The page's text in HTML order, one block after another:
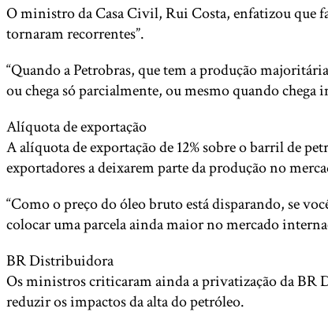
O ministro da Casa Civil, Rui Costa, enfatizou que
tornaram recorrentes”.
“Quando a Petrobras, que tem a produção
ou chega só parcialmente, ou mesmo quando
Alíquota de exportação
A alíquota de exportação de 12% sobre o barril de
exportadores a deixarem parte da produção no
“Como o preço do óleo bruto está disparando, se
colocar uma parcela ainda maior no mercado
BR Distribuidora
Os ministros criticaram ainda a privatização da BR
reduzir os impactos da alta do petróleo.